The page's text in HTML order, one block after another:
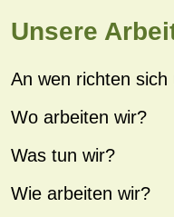
Unsere
An wen richten
Wo arbeiten wir?
Was tun wir?
Wie arbeiten wir?